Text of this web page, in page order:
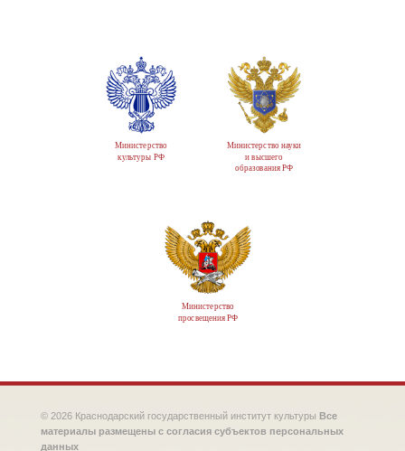
Министерство
культуры РФ
Министерство науки
и высшего
образования РФ
Министерство
просвещения РФ
© 2026 Краснодарский государственный институт культуры Все
материалы размещены с согласия субъектов персональных
данных